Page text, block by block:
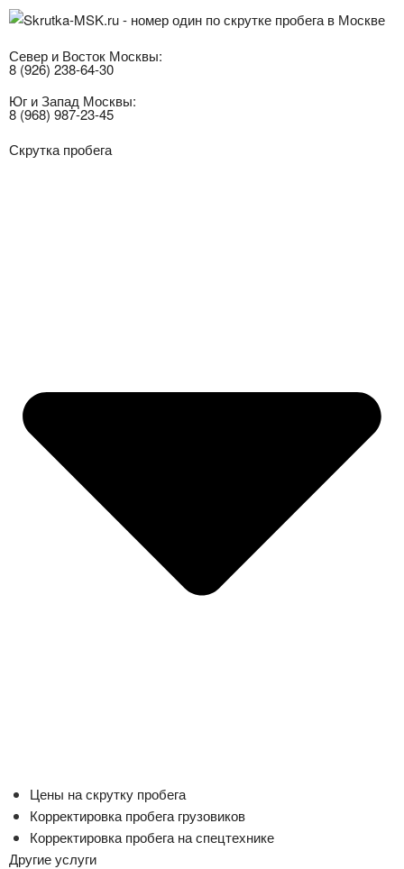
Север и Восток Москвы:
8 (926) 238-64-30
Юг и Запад Москвы:
8 (968) 987-23-45
Скрутка пробега
Цены на скрутку пробега
Корректировка пробега грузовиков
Корректировка пробега на спецтехнике
Другие услуги